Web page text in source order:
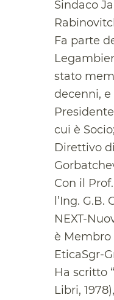
Sindaco
Fa parte
stato
decenni,
cui è
Direttivo
Con il
l’Ing.
NEXT-
è Membro
EticaSgr-
Ha scritto
Libri,